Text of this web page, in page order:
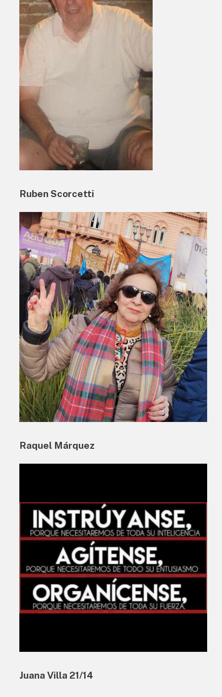
Ruben Scorcetti
Raquel Márquez
Juana Villa 21/14